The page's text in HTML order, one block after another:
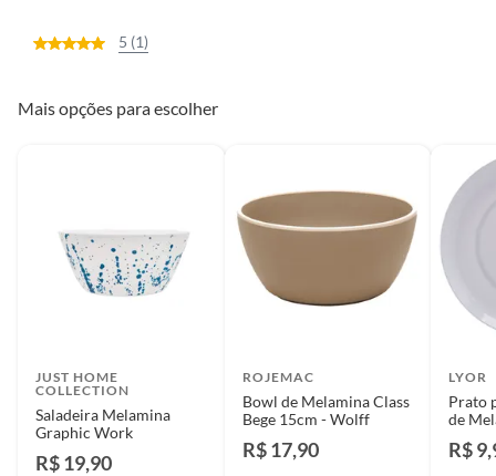
5 (1)
Mais opções para escolher
JUST HOME
COLLECTION
Saladeira Melamina
Graphic Work
R$ 19,90
ROJEMAC
Bowl de Melamina Class
Bege 15cm - Wolff
R$ 17,90
LYOR
Prato
de
R$